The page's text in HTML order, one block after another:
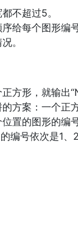
不超过5。
给每个图形编
。
方形，就输出
方案：一个正
置的图形的编
编号依次是1